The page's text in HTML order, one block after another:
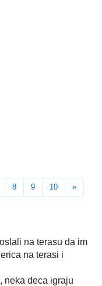
8 9 10 »
na terasu da im
na terasi i
neka deca igraju